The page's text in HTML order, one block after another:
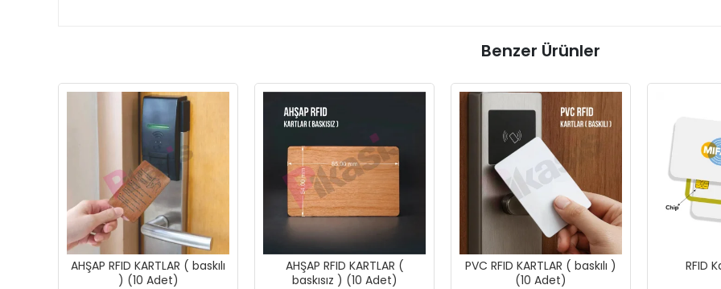
Benzer Ürünler
AHŞAP RFID KARTLAR ( baskılı
) (10 Adet)
AHŞAP RFID KARTLAR (
baskısız ) (10 Adet)
PVC RFID KARTLAR ( baskılı )
(10 Adet)
RFID